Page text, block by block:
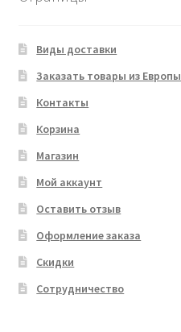
Виды доставки
Заказать товары из Европы
Контакты
Корзина
Магазин
Мой аккаунт
Оставить отзыв
Оформление заказа
Скидки
Сотрудничество